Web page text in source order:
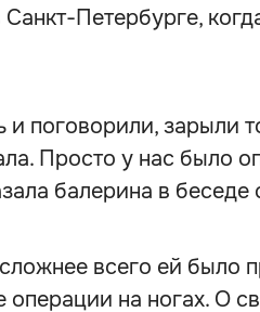
Петербурге,
поговорили, зарыли
Просто у нас было
балерина в
всего ей было
на ногах. О